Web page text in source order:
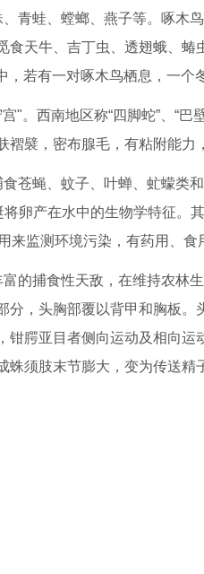
青蛙、螳螂、燕子等。啄木
食天牛、吉丁虫、透翅蛾、
若有一对啄木鸟栖息，一个
"。西南地区称“四脚蛇”、“
褶襞，密布腺毛，有粘附能力
苍蝇、蚊子、叶蝉、虻蠓类
将卵产在水中的生物学特征
来监测环境污染，有药用、食
的捕食性天敌，在维持农林
分，头胸部覆以背甲和胸板
钳腭亚目者侧向运动及相向
须肢末节膨大，变为传送精